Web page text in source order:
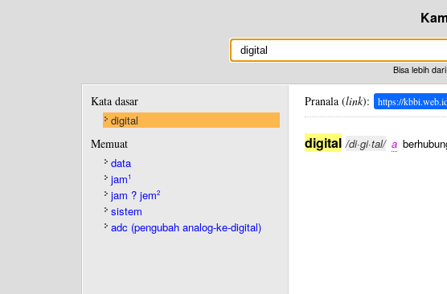
Bisa lebih
Kata dasar
digital
Memuat
data
jam1
jam ? jem2
sistem
adc (pengubah analog-ke-digital)
Pranala (link): https://
digital /di·gi·tal/ a